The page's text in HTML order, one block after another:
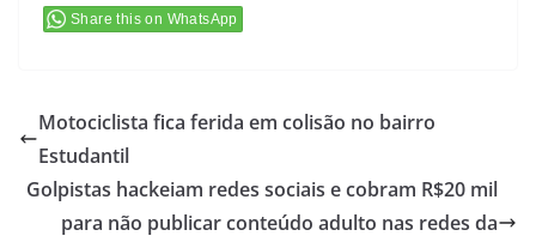
Share this on WhatsApp
Motociclista fica ferida em colisão no bairro
Estudantil
Golpistas hackeiam redes sociais e cobram R$20 mil
para não publicar conteúdo adulto nas redes da